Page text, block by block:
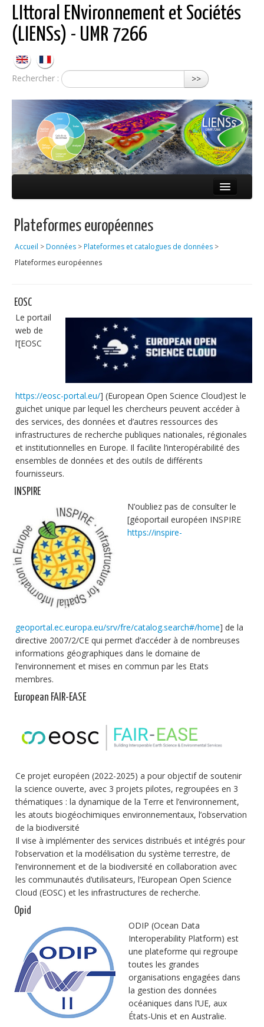
LIttoral ENvironnement et Sociétés
(LIENSs) - UMR 7266
Rechercher : >>
Équipes
Réseaux
Données
Emplois/Stages/Formations
Science pour tou·te·s
Actualités
Plateformes européennes
Accueil >Données >Plateformes et catalogues de données >
Plateformes européennes
EOSC
Le portail
web de
l’[EOSC
https://eosc-portal.eu/] (European Open Science Cloud)est le
guichet unique par lequel les chercheurs peuvent accéder à
des services, des données et d’autres ressources des
infrastructures de recherche publiques nationales, régionales
et institutionnelles en Europe. Il facilite l’interopérabilité des
ensembles de données et des outils de différents
fournisseurs.
INSPIRE
N’oubliez pas de consulter le
[géoportail européen INSPIRE
https://inspire-
geoportal.ec.europa.eu/srv/fre/catalog.search#/home] de la
directive 2007/2/CE qui permet d’accéder à de nombreuses
informations géographiques dans le domaine de
l’environnement et mises en commun par les Etats
membres.
European FAIR-EASE
Ce projet européen (2022-2025) a pour objectif de soutenir
la science ouverte, avec 3 projets pilotes, regroupées en 3
thématiques : la dynamique de la Terre et l’environnement,
les atouts biogéochimiques environnementaux, l’observation
de la biodiversité
Il vise à implémenter des services distribués et intégrés pour
l’observation et la modélisation du système terrestre, de
l’environnement et de la biodiversité en collaboration avec
les communautés d’utilisateurs, l’European Open Science
Cloud (EOSC) et les infrastructures de recherche.
Opid
ODIP (Ocean Data
Interoperability Platform) est
une plateforme qui regroupe
toutes les grandes
organisations engagées dans
la gestion des données
océaniques dans l’UE, aux
États-Unis et en Australie.